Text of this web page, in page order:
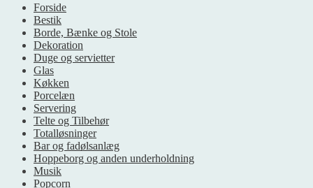
Forside
Bestik
Borde, Bænke og Stole
Dekoration
Duge og servietter
Glas
Køkken
Porcelæn
Servering
Telte og Tilbehør
Totalløsninger
Bar og fadølsanlæg
Hoppeborg og anden underholdning
Musik
Popcorn